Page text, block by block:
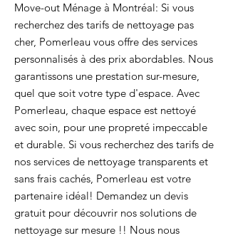
Move-out Ménage à Montréal: Si vous
recherchez des tarifs de nettoyage pas
cher, Pomerleau vous offre des services
personnalisés à des prix abordables. Nous
garantissons une prestation sur-mesure,
quel que soit votre type d'espace. Avec
Pomerleau, chaque espace est nettoyé
avec soin, pour une propreté impeccable
et durable. Si vous recherchez des tarifs de
nos services de nettoyage transparents et
sans frais cachés, Pomerleau est votre
partenaire idéal! Demandez un devis
gratuit pour découvrir nos solutions de
nettoyage sur mesure !! Nous nous